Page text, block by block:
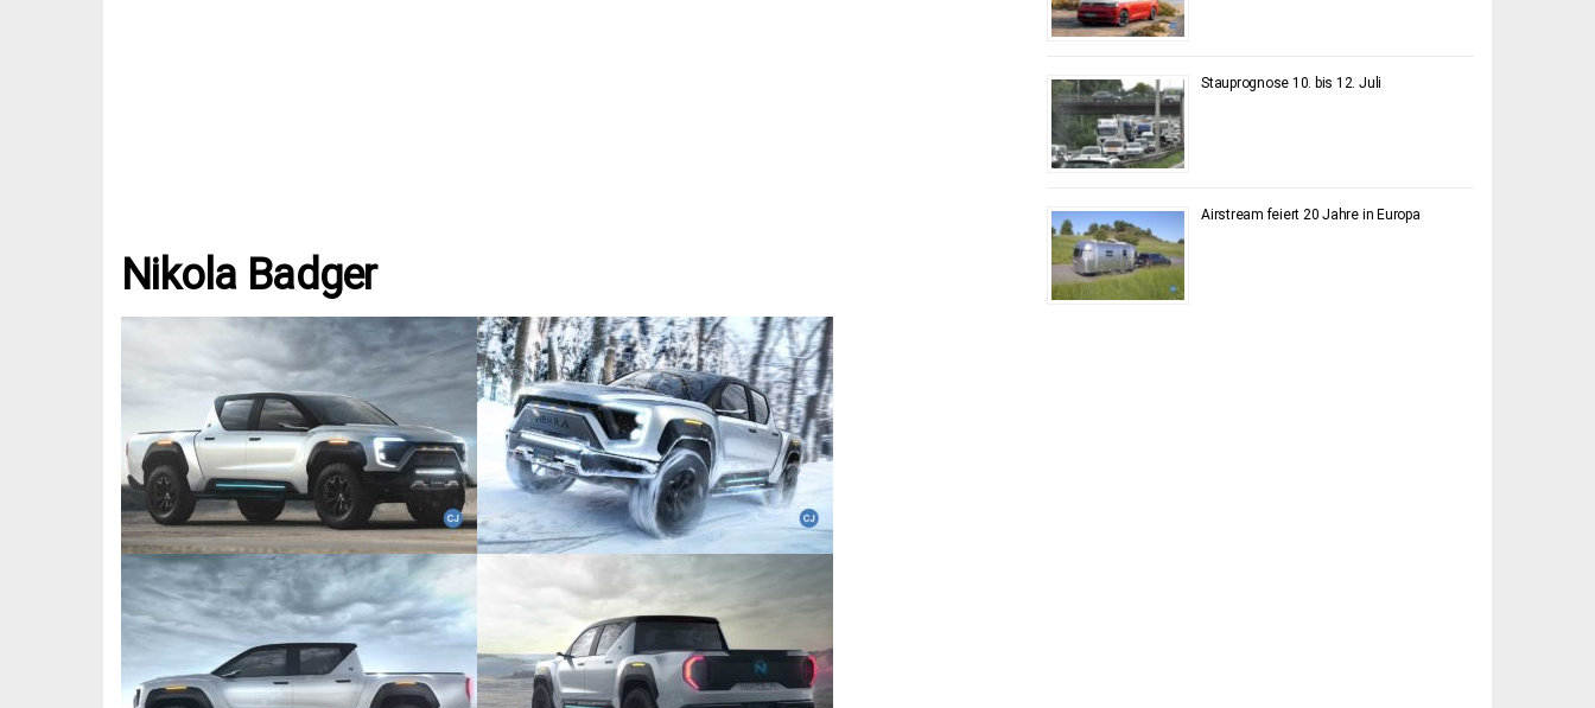
Nikola Badger
Stauprognose 10. bis 12. Juli
Airstream feiert 20 Jahre in Europa